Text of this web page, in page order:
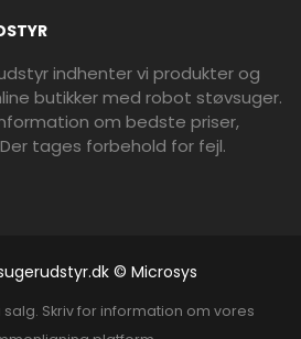
indhenter vi produkter og
butikker med robot støvsuger.
om bedste priser,
tages forbehold for fejl.
© Microsys
Skriv for information om vores